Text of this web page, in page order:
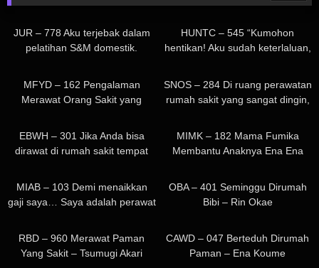
JUR – 778 Aku terjebak dalam
pelatihan S&M domestik.
tutor putriku~ Mariko Koto
HUNTC – 545 “Kumohon
hentikan! Aku sudah keterlaluan,
kali kau akan ejakulasi di
dalamku?” Seorang anak laki –
luar biasa mengejar teman
sekelas perempuannya dan
dengan dorongan super cepat
hingga ia tidak bisa ereksi lagi!
seorang anak laki – laki perawan
di sebuah rumah sakit
MFYD – 162 Pengalaman
Merawat Orang Sakit yang
seminggu dilecehkan oleh penis
seorang pria tua yang kesepian
dan hampir mati, yang tinggal di
dengan AC yang rusak. – Riona
Hirose
SNOS – 284 Di ruang perawatan
rumah sakit yang sangat dingin,
payudaranya yang panas seperti
EBWH – 301 Jika Anda bisa
dirawat di rumah sakit tempat
menerima permintaan Anda
program khusus) dan
membimbing Anda menuju
MIMK – 182 Mama Fumika
Membantu Anaknya Ena Ena
Nakayama
MIAB – 103 Demi menaikkan
gaji saya… Saya adalah perawat
dikembangkan oleh direktur
OBA – 401 Seminggu Dirumah
Bibi – Rin Okae
RBD – 960 Merawat Paman
Yang Sakit – Tsumugi Akari
CAWD – 047 Berteduh Dirumah
Paman – Ena Koume